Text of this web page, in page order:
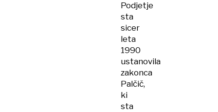
Podjetje
sta
sicer
leta
1990
ustanovila
zakonca
Palčič,
ki
sta